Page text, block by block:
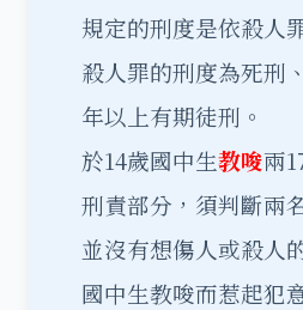
規定的刑度是依殺人
殺人罪的刑度為死刑
年以上有期徒刑。
於14歲國中生教唆兩
刑責部分，須判斷兩
並沒有想傷人或殺人
國中生教唆而惹起犯